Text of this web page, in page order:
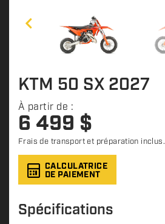
KTM 50 SX 2027
À partir de :
6 499 $
Frais de transport et préparation inclus.
CALCULATRICE
DE PAIEMENT
Spécifications